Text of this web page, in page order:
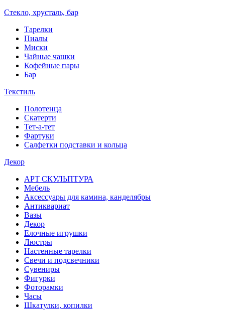
Стекло, хрусталь, бар
Тарелки
Пиалы
Миски
Чайные чашки
Кофейные пары
Бар
Текстиль
Полотенца
Скатерти
Тет-а-тет
Фартуки
Салфетки подставки и кольца
Декор
АРТ СКУЛЬПТУРА
Мебель
Аксессуары для камина, канделябры
Антиквариат
Вазы
Декор
Елочные игрушки
Люстры
Настенные тарелки
Свечи и подсвечники
Сувениры
Фигурки
Фоторамки
Часы
Шкатулки, копилки